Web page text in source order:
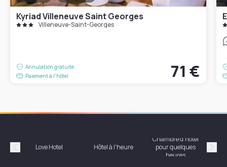
Kyriad Villeneuve Saint Georges
Villeneuve-Saint-Georges
Annulation gratuite
Paiement à l'hôtel
71 €
Précédent
Love Hotel Hôtel à l'heure
Chambre d'hôtel
pour quelques
heures